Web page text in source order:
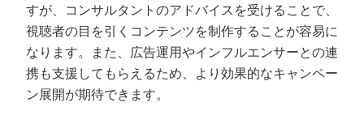
すが、コンサルタントのアドバイスを受けることで、
視聴者の目を引くコンテンツを制作することが容易に
なります。また、広告運用やインフルエンサーとの連
携も支援してもらえるため、より効果的なキャンペー
ン展開が期待できます。